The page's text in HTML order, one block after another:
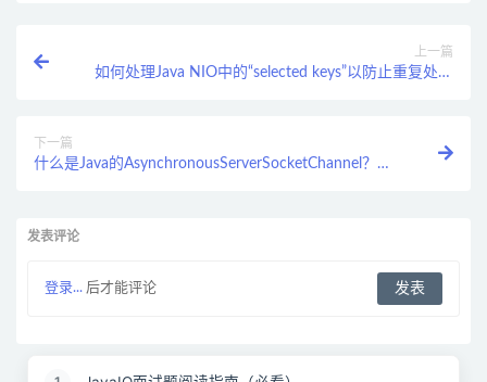
上一篇
如何处理Java NIO中的“selected keys”以防止重复处理
下一篇
什么是Java的AsynchronousServerSocketChannel？与
发表评论
登录... 后才能评论